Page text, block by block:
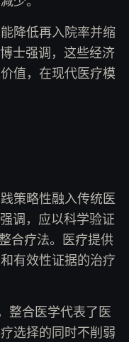
降低再入院率并缩
士强调，这些经济
值，在现代医疗模
策略性融入传统医
调，应以科学验证
合疗法。医疗提供
有效性证据的治疗
整合医学代表了医
选择的同时不削弱